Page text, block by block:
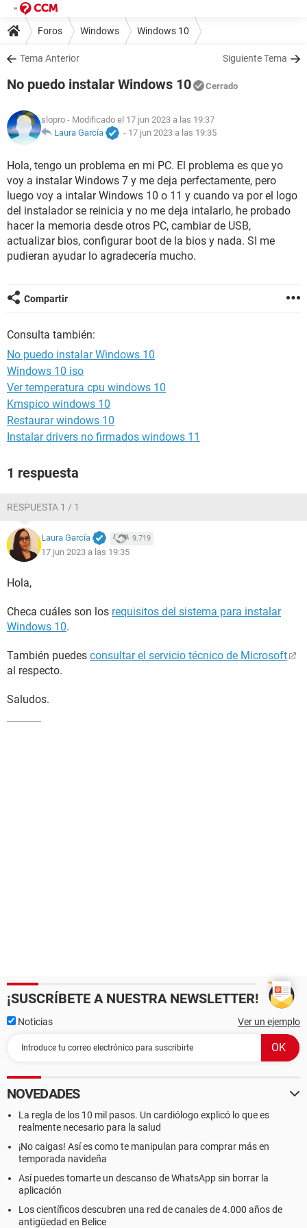
Foros Windows Windows 10
Tema Anterior Siguiente Tema
No puedo instalar Windows 10 Cerrado
slopro - Modificado el 17 jun 2023 a las 19:37
Laura García
- 17 jun 2023 a las 19:35
Hola, tengo un problema en mi PC. El problema es que yo
voy a instalar Windows 7 y me deja perfectamente, pero
luego voy a intalar Windows 10 o 11 y cuando va por el logo
del instalador se reinicia y no me deja intalarlo, he probado
hacer la memoria desde otros PC, cambiar de USB,
actualizar bios, configurar boot de la bios y nada. SI me
pudieran ayudar lo agradecería mucho.
Compartir
Consulta también:
No puedo instalar Windows 10
Windows 10 iso
Ver temperatura cpu windows 10
Kmspico windows 10
Restaurar windows 10
Instalar drivers no firmados windows 11
1 respuesta
RESPUESTA 1 / 1
Laura García 9.719
17 jun 2023 a las 19:35
Hola,
Checa cuáles son los requisitos del sistema para instalar
Windows 10.
También puedes consultar el servicio técnico de Microsoft
al respecto.
Saludos.
¡SUSCRÍBETE A NUESTRA NEWSLETTER!
Noticias Ver un ejemplo
NOVEDADES
La regla de los 10 mil pasos. Un cardiólogo explicó lo que es
realmente necesario para la salud
¡No caigas! Así es como te manipulan para comprar más en
temporada navideña
Así puedes tomarte un descanso de WhatsApp sin borrar la
aplicación
Los científicos descubren una red de canales de 4.000 años de
antigüedad en Belice